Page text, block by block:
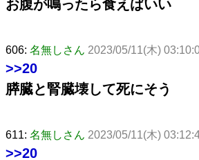
お腹が鳴ったら食えばいい
606: 名無しさん 2023/05/11(木)
>>20
膵臓と腎臓壊して死にそう
611: 名無しさん 2023/05/11(木)
>>20